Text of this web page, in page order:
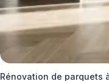
Rénovation de parquets